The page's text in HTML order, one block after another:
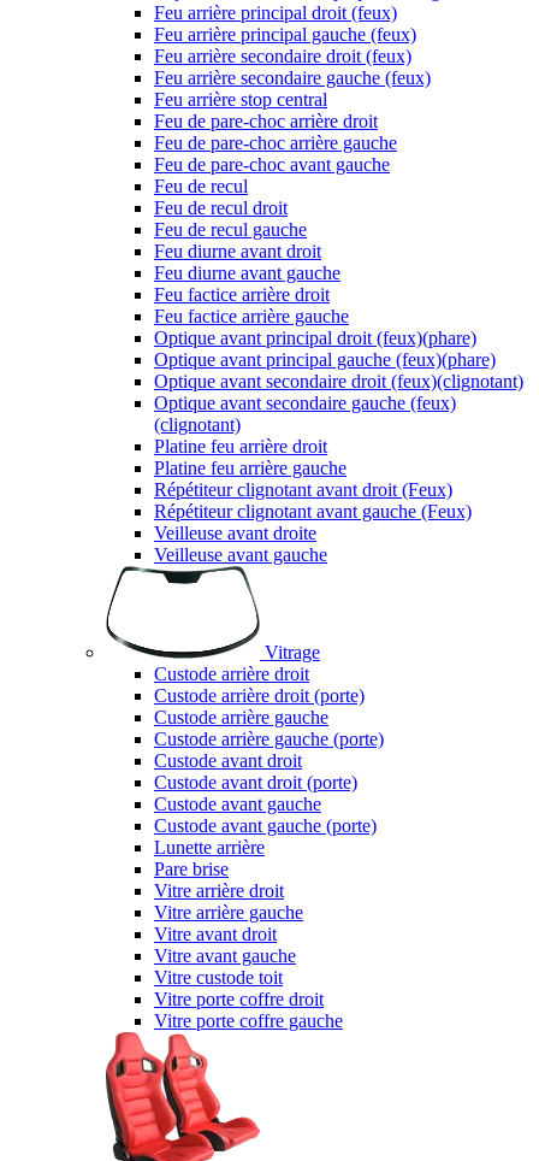
Feu arrière principal droit (feux)
Feu arrière principal gauche (feux)
Feu arrière secondaire droit (feux)
Feu arrière secondaire gauche (feux)
Feu arrière stop central
Feu de pare-choc arrière droit
Feu de pare-choc arrière gauche
Feu de pare-choc avant gauche
Feu de recul
Feu de recul droit
Feu de recul gauche
Feu diurne avant droit
Feu diurne avant gauche
Feu factice arrière droit
Feu factice arrière gauche
Optique avant principal droit (feux)(phare)
Optique avant principal gauche (feux)(phare)
Optique avant secondaire droit (feux)(clignotant)
Optique avant secondaire gauche (feux)
(clignotant)
Platine feu arrière droit
Platine feu arrière gauche
Répétiteur clignotant avant droit (Feux)
Répétiteur clignotant avant gauche (Feux)
Veilleuse avant droite
Veilleuse avant gauche
Vitrage
Custode arrière droit
Custode arrière droit (porte)
Custode arrière gauche
Custode arrière gauche (porte)
Custode avant droit
Custode avant droit (porte)
Custode avant gauche
Custode avant gauche (porte)
Lunette arrière
Pare brise
Vitre arrière droit
Vitre arrière gauche
Vitre avant droit
Vitre avant gauche
Vitre custode toit
Vitre porte coffre droit
Vitre porte coffre gauche